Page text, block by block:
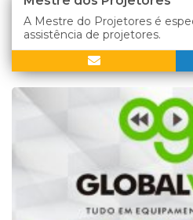
A Mestre do Projetores é
assistência de projetores.